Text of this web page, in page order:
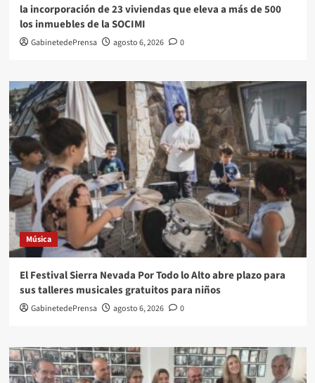
la incorporación de 23 viviendas que eleva a más de 500
los inmuebles de la SOCIMI
GabinetedePrensa agosto 6, 2026 0
Música
El Festival Sierra Nevada Por Todo lo Alto abre plazo para
sus talleres musicales gratuitos para niños
GabinetedePrensa agosto 6, 2026 0